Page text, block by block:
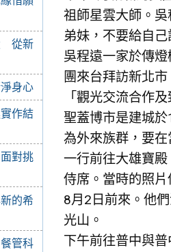
從新
身心
作結
對挑
的希
管科
祖師星雲大師。
弟妹，不要給自
吳程遠一家於傳
團來台拜訪新北
「觀光交流合作
聖蓋博市是建城
為外來族群，要
一行前往大雄寶
侍席。當時的照
8月2日前來。他
光山。
下午前往普中與